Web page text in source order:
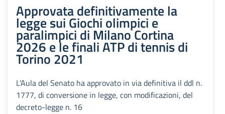
Approvata definitivamente la
legge sui Giochi olimpici e
paralimpici di Milano Cortina
2026 e le finali ATP di tennis di
Torino 2021
L'Aula del Senato ha approvato in via definitiva il ddl n.
1777, di conversione in legge, con modificazioni, del
decreto-legge n. 16